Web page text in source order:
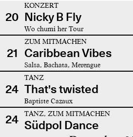
20
KONZERT
Nicky B Fly
Wo chumi her Tour
21
ZUM MITMACHEN
Caribbean Vibes
Salsa, Bachata, Merengue
24
TANZ
That's twisted
Baptiste Cazaux
24 TANZ, ZUM MITMACHEN
Südpol Dance